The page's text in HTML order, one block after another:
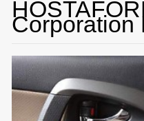
Corporation